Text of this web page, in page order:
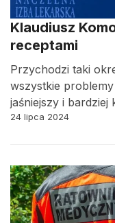
Klaudiusz
receptami
Przychodzi taki
wszystkie
jaśniejszy i bardziej
24 lipca 2024